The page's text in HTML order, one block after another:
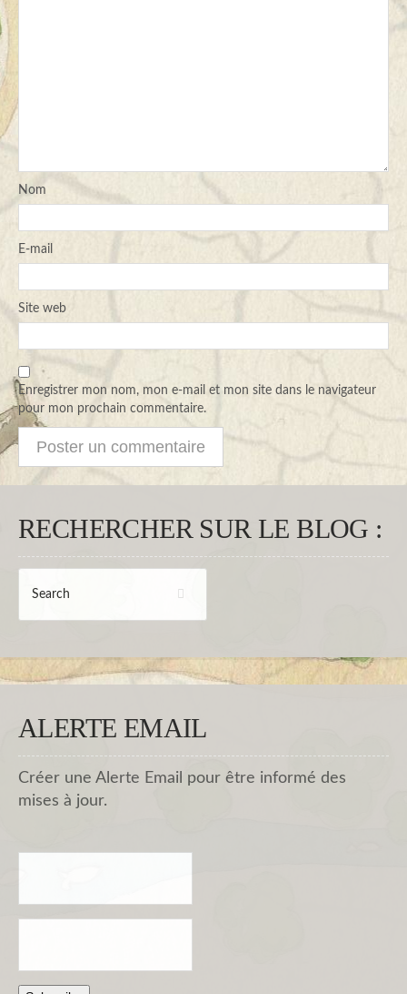
Nom
E-mail
Site web
Enregistrer mon nom, mon e-mail et mon site dans le navigateur
pour mon prochain commentaire.
RECHERCHER SUR LE BLOG :
ALERTE EMAIL
Créer une Alerte Email pour être informé des
mises à jour.